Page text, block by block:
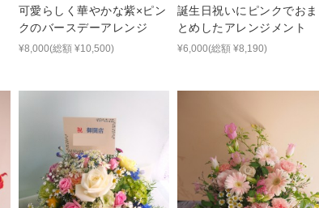
可愛らしく華やかな紫×ピン
クのバースデーアレンジ
¥8,000(総額 ¥10,500)
誕生日祝いにピンクでおま
とめしたアレンジメント
¥6,000(総額 ¥8,190)